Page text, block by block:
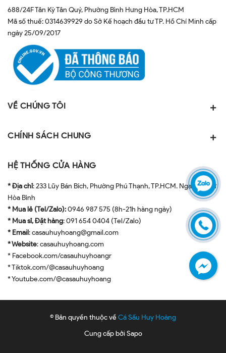
688/24F Tân Kỳ Tân Quý, Phường Bình Hưng Hòa, TP.HCM
Mã số thuế: 0314639929 do Sở Kế hoạch đầu tư TP. Hồ Chí Minh cấp
ngày 25/09/2017
VỀ CHÚNG TÔI
CHÍNH SÁCH CHUNG
HỆ THỐNG CỬA HÀNG
* Địa chỉ: 233 Lũy Bán Bích, Phường Phú Thạnh, TP.HCM. Ngay ngã tư
Hòa Bình
* Mua lẻ (Tel/Zalo):0946 987 575 (8h-21h hàng ngày)
* Mua sỉ, Đặt hàng: 091 654 0404 (Tel/Zalo)
* Email: casauhuyhoang@gmail.com
* Website: casauhuyhoang.com
* Facebook.com/casauhuyhoangr
* Tiktok.com/@casauhuyhoang
* Youtube.com/@casauhuyhoang
© Bản quyền thuộc về Cá Sấu Huy Hoàng
Cung cấp bởi Sapo